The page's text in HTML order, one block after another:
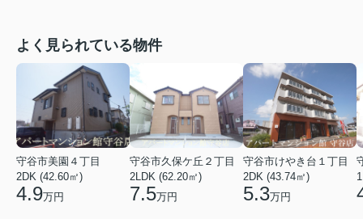
よく見られている物件
守谷市美園４丁目
2DK (42.60㎡)
4.9万円
守谷市久保ケ丘２丁目
2LDK (62.20㎡)
7.5万円
守谷市けやき台１丁目
2DK (43.74㎡)
5.3万円